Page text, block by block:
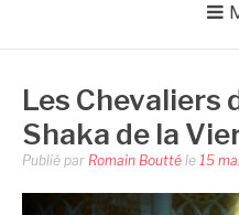
Les Chevaliers
Shaka de la
Publié par Romain Boutté le 15